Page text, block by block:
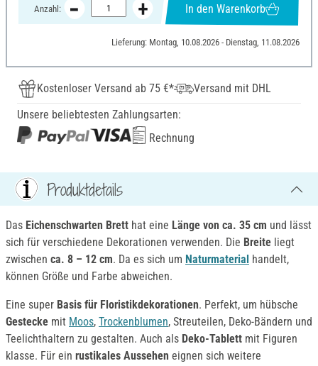
Anzahl: In den Warenkorb
Lieferung: Montag, 10.08.2026 - Dienstag, 11.08.2026
Kostenloser Versand ab 75 €*
Versand mit DHL
Unsere beliebtesten Zahlungsarten:
Rechnung
Produktdetails
Das Eichenschwarten Brett hat eine Länge von ca. 35 cm und lässt
sich für verschiedene Dekorationen verwenden. Die Breite liegt
zwischen ca. 8 – 12 cm. Da es sich um Naturmaterial handelt,
können Größe und Farbe abweichen.
Eine super Basis für Floristikdekorationen. Perfekt, um hübsche
Gestecke mit Moos, Trockenblumen, Streuteilen, Deko-Bändern und
Teelichthaltern zu gestalten. Auch als Deko-Tablett mit Figuren
klasse. Für ein rustikales Aussehen eignen sich weitere